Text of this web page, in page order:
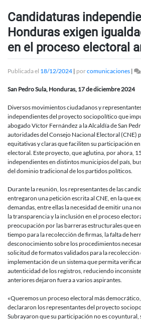
Candidaturas
Honduras exigen
en el proceso electoral
Publicada el 18/12/2024 | porcomunicaciones |
San Pedro Sula, Honduras, 17 de diciembre 2024
Diversos movimientos ciudadanos y
independientes del proyecto sociopolítico que
abogado Víctor Fernández a la Alcaldía de San
autoridades del Consejo Nacional Electoral (CNE)
equitativas y claras que faciliten su participación
electoral. Este proyecto, que aglutina, por ahora,
independientes en distintos municipios del país,
del dominio tradicional de los partidos políticos.
Durante la reunión, los representantes de las
entregaron una petición escrita al CNE, en la que
demandas, entre ellas la necesidad de emitir una
la transparencia y la inclusión en el proceso
preocupación por las barreras estructurales que
tiempo para la recolección de firmas, la falta de
desconocimiento sobre los procedimientos
solicitud de formatos validados para la recolección
implementación de un sistema que permita
autenticidad de los registros, reduciendo
anteriores dejaron fuera a varios aspirantes.
«Queremos un proceso electoral más
declararon los representantes del proyecto
Subrayaron que su participación no es